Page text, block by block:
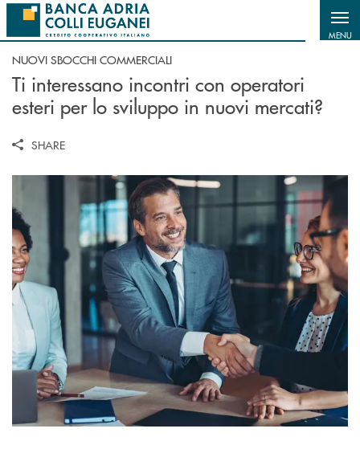
Salta al contenuto principale
MENU
NUOVI SBOCCHI COMMERCIALI
Ti interessano incontri con operatori
esteri per lo sviluppo in nuovi mercati?
SHARE